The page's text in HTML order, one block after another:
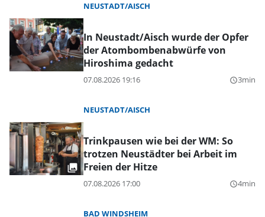
NEUSTADT/AISCH
In Neustadt/Aisch wurde der Opfer
der Atombombenabwürfe von
Hiroshima gedacht
07.08.2026 19:16 query_builder3min
NEUSTADT/AISCH
Trinkpausen wie bei der WM: So
trotzen Neustädter bei Arbeit im
Freien der Hitze
07.08.2026 17:00 query_builder4min
BAD WINDSHEIM